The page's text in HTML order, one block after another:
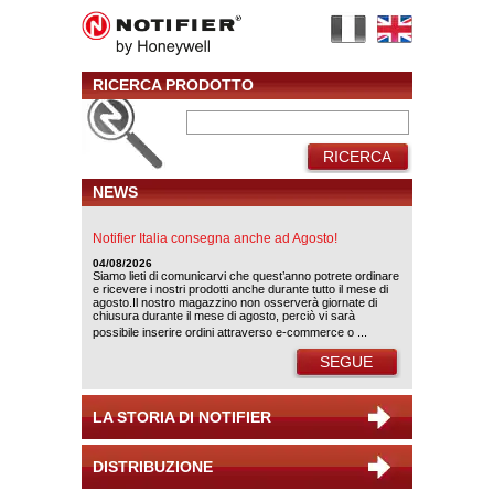
RICERCA PRODOTTO
RICERCA
NEWS
Notifier Italia consegna anche ad Agosto!
04/08/2026
Siamo lieti di comunicarvi che quest’anno potrete ordinare
e ricevere i nostri prodotti anche durante tutto il mese di
agosto.Il nostro magazzino non osserverà giornate di
chiusura durante il mese di agosto, perciò vi sarà
possibile inserire ordini attraverso e-commerce o ...
SEGUE
LA STORIA DI NOTIFIER
DISTRIBUZIONE